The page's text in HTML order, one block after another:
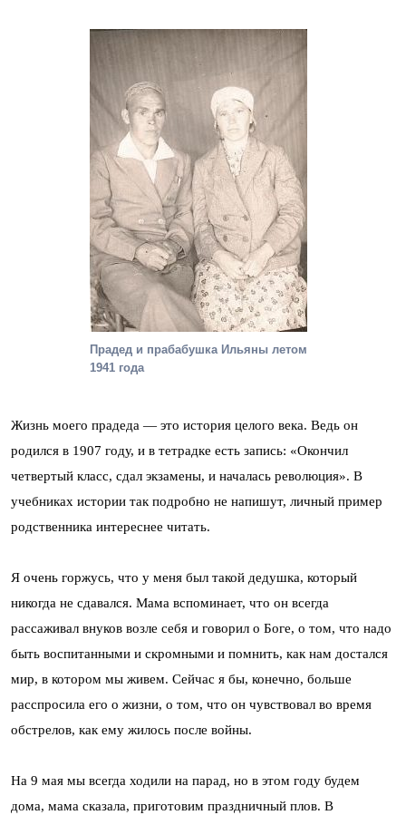
Прадед и прабабушка Ильяны летом
1941 года
Жизнь моего прадеда — это история целого века. Ведь он
родился в 1907 году, и в тетрадке есть запись: «Окончил
четвертый класс, сдал экзамены, и началась революция». В
учебниках истории так подробно не напишут, личный пример
родственника интереснее читать.
Я очень горжусь, что у меня был такой дедушка, который
никогда не сдавался. Мама вспоминает, что он всегда
рассаживал внуков возле себя и говорил о Боге, о том, что надо
быть воспитанными и скромными и помнить, как нам достался
мир, в котором мы живем. Сейчас я бы, конечно, больше
расспросила его о жизни, о том, что он чувствовал во время
обстрелов, как ему жилось после войны.
На 9 мая мы всегда ходили на парад, но в этом году будем
дома, мама сказала, приготовим праздничный плов. В